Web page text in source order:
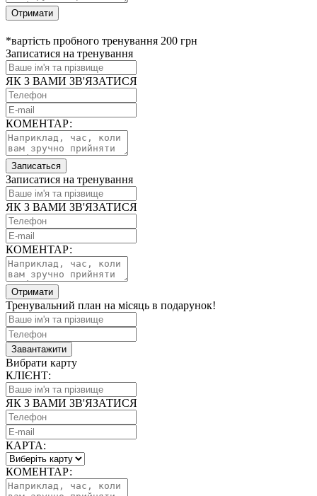
Отримати
*вартість пробного тренування 200 грн
Записатися на тренування
ЯК З ВАМИ ЗВ'ЯЗАТИСЯ
КОМЕНТАР:
Записаться
Записатися на тренування
ЯК З ВАМИ ЗВ'ЯЗАТИСЯ
КОМЕНТАР:
Отримати
Тренувальний план на місяць в подарунок!
Завантажити
Вибрати карту
КЛІЄНТ:
ЯК З ВАМИ ЗВ'ЯЗАТИСЯ
КАРТА:
КОМЕНТАР: